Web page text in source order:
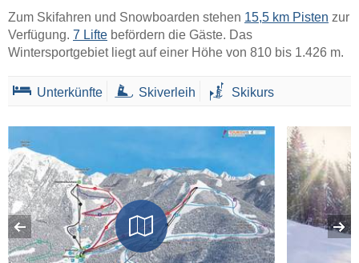
Zum Skifahren und Snowboarden stehen 15,5 km Pisten zur
Verfügung. 7 Lifte befördern die Gäste. Das
Wintersportgebiet liegt auf einer Höhe von 810 bis 1.426 m.
Unterkünfte Skiverleih Skikurs